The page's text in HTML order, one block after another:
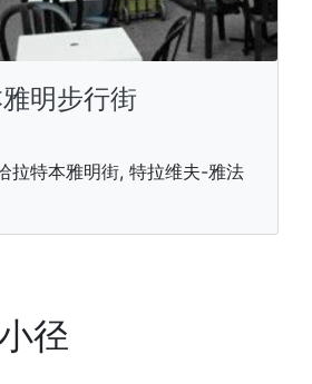
明步行街
拉特本雅明街, 特拉维夫-雅法
径